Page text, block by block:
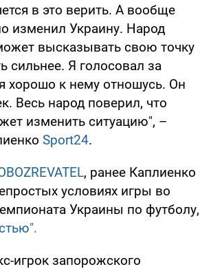
в это верить. А вообще
изменил Украину. Народ
высказывать свою точку
сильнее. Я голосовал за
хорошо к нему отношусь. Он
Весь народ поверил, что
изменить ситуацию", –
Sport24.
, ранее Каплиенко
условиях игры во
Украины по футболу,
игрок запорожского